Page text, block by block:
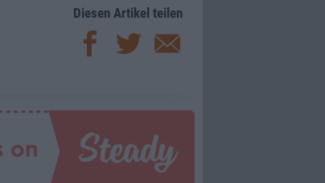
Diesen Artikel teilen